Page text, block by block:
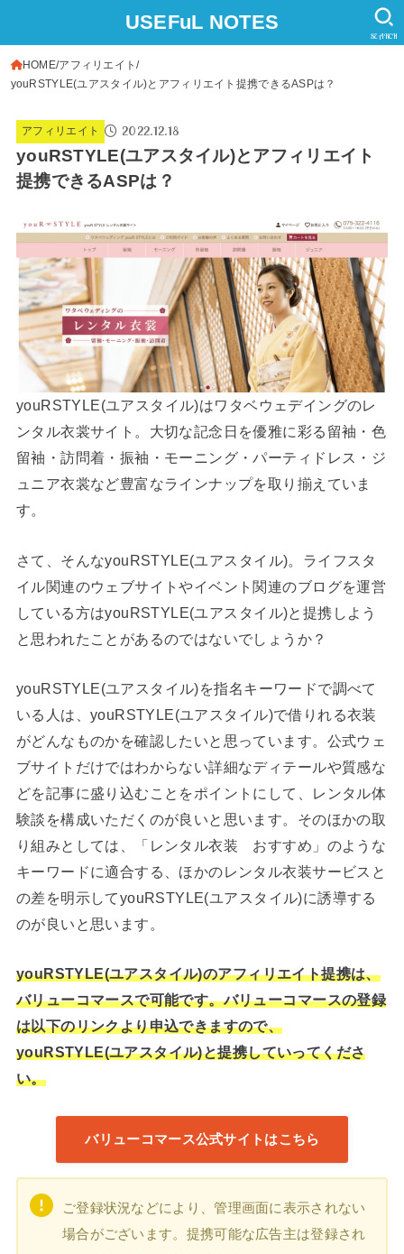
USEFuL NOTES
SEARCH
HOME アフィリエイト
youRSTYLE(ユアスタイル)とアフィリエイト提携できるASPは？
アフィリエイト 2022.12.18
youRSTYLE(ユアスタイル)とアフィリエイト
提携できるASPは？
youRSTYLE(ユアスタイル)はワタベウェデイングのレ
ンタル衣裳サイト。大切な記念日を優雅に彩る留袖・色
留袖・訪問着・振袖・モーニング・パーティドレス・ジ
ュニア衣裳など豊富なラインナップを取り揃えていま
す。
さて、そんなyouRSTYLE(ユアスタイル)。ライフスタ
イル関連のウェブサイトやイベント関連のブログを運営
している方はyouRSTYLE(ユアスタイル)と提携しよう
と思われたことがあるのではないでしょうか？
youRSTYLE(ユアスタイル)を指名キーワードで調べて
いる人は、youRSTYLE(ユアスタイル)で借りれる衣装
がどんなものかを確認したいと思っています。公式ウェ
ブサイトだけではわからない詳細なディテールや質感な
どを記事に盛り込むことをポイントにして、レンタル体
験談を構成いただくのが良いと思います。そのほかの取
り組みとしては、「レンタル衣装 おすすめ」のような
キーワードに適合する、ほかのレンタル衣装サービスと
の差を明示してyouRSTYLE(ユアスタイル)に誘導する
のが良いと思います。
youRSTYLE(ユアスタイル)のアフィリエイト提携は、
バリューコマースで可能です。バリューコマースの登録
は以下のリンクより申込できますので、
youRSTYLE(ユアスタイル)と提携していってくださ
い。
バリューコマース公式サイトはこちら
ご登録状況などにより、管理画面に表示されない
場合がございます。提携可能な広告主は登録され